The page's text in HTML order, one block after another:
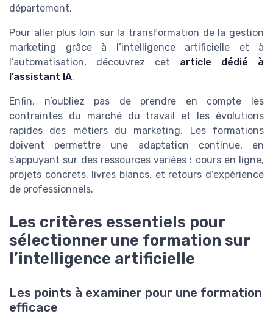
département.
Pour aller plus loin sur la transformation de la gestion
marketing grâce à l’intelligence artificielle et à
l’automatisation, découvrez cet article dédié à
l’assistant IA.
Enfin, n’oubliez pas de prendre en compte les
contraintes du marché du travail et les évolutions
rapides des métiers du marketing. Les formations
doivent permettre une adaptation continue, en
s’appuyant sur des ressources variées : cours en ligne,
projets concrets, livres blancs, et retours d’expérience
de professionnels.
Les critères essentiels pour
sélectionner une formation sur
l’intelligence artificielle
Les points à examiner pour une formation
efficace